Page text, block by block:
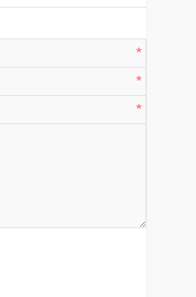
*
*
*